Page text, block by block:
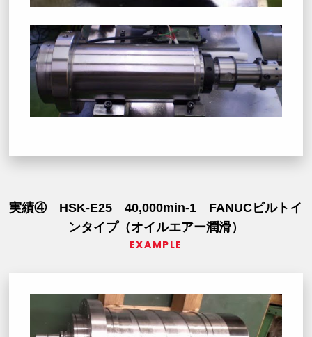
実績④ HSK-E25 40,000min-1 FANUCビルトイ
ンタイプ（オイルエアー潤滑）
EXAMPLE